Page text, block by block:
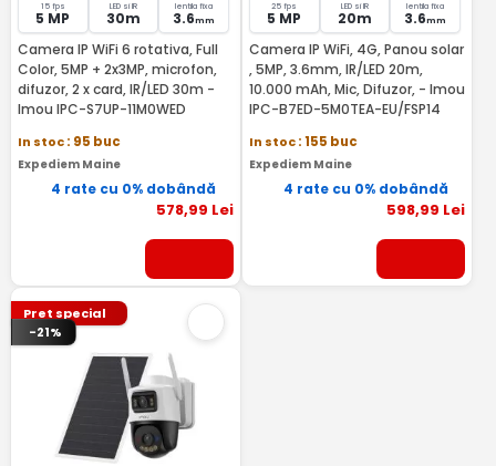
15 fps
5 MP
LED si IR
30m
lentila fixa
3.6mm
Camera IP WiFi 6 rotativa, Full
Color, 5MP + 2x3MP, microfon,
difuzor, 2 x card, IR/LED 30m -
Imou IPC-S7UP-11M0WED
In stoc: 95 buc
Expediem Maine
4 rate cu 0% dobândă
578,99 Lei
25 fps
5 MP
LED si IR
20m
lentila fixa
3.6mm
Camera IP WiFi, 4G, Panou solar
, 5MP, 3.6mm, IR/LED 20m,
10.000 mAh, Mic, Difuzor, - Imou
IPC-B7ED-5M0TEA-EU/FSP14
In stoc: 155 buc
Expediem Maine
4 rate cu 0% dobândă
598,99 Lei
Pret special
-21%